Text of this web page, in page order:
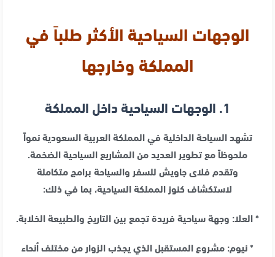
الوجهات السياحية الأكثر طلباً في
المملكة وخارجها
1. الوجهات السياحية داخل المملكة
تشهد السياحة الداخلية في المملكة العربية السعودية نمواً
ملحوظاً مع تطوير العديد من المشاريع السياحية الضخمة.
وتقدم فلاى جاويش للسفر والسياحة برامج متكاملة
لاستكشاف كنوز المملكة السياحية، بما في ذلك:
* العلا: وجهة سياحية فريدة تجمع بين التاريخ والطبيعة الخلابة.
* نيوم: مشروع المستقبل الذي يجذب الزوار من مختلف أنحاء